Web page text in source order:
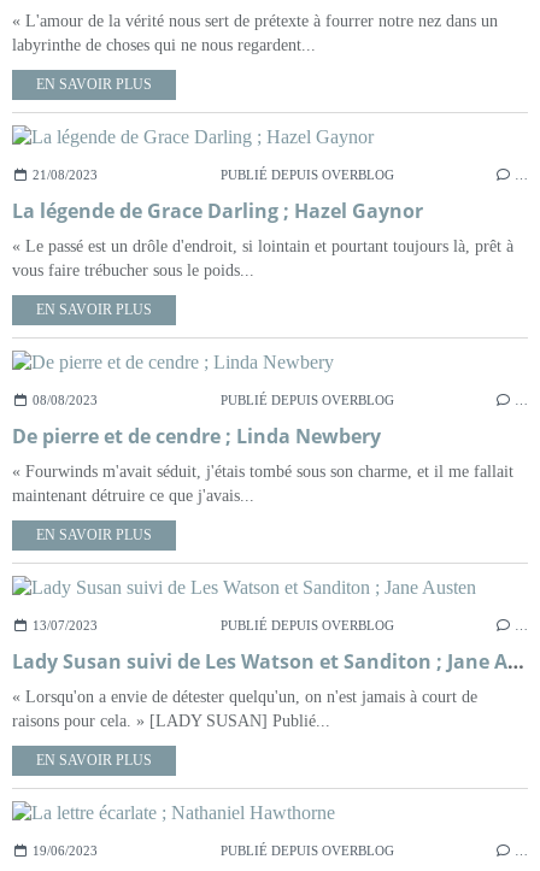
« L'amour de la vérité nous sert de prétexte à fourrer notre nez dans un
labyrinthe de choses qui ne nous regardent...
EN SAVOIR PLUS
21/08/2023 PUBLIÉ DEPUIS OVERBLOG
La légende de Grace Darling ; Hazel Gaynor
« Le passé est un drôle d'endroit, si lointain et pourtant toujours là, prêt à
vous faire trébucher sous le poids...
EN SAVOIR PLUS
08/08/2023 PUBLIÉ DEPUIS OVERBLOG
De pierre et de cendre ; Linda Newbery
« Fourwinds m'avait séduit, j'étais tombé sous son charme, et il me fallait
maintenant détruire ce que j'avais...
EN SAVOIR PLUS
13/07/2023 PUBLIÉ DEPUIS OVERBLOG
Lady Susan suivi de Les Watson et Sanditon ; Jane Austen
« Lorsqu'on a envie de détester quelqu'un, on n'est jamais à court de
raisons pour cela. » [LADY SUSAN] Publié...
EN SAVOIR PLUS
19/06/2023 PUBLIÉ DEPUIS OVERBLOG